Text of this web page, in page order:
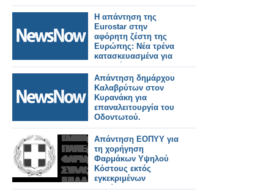
Η απάντηση της
Eurostar στην
αφόρητη ζέστη της
Ευρώπης: Νέα τρένα
κατασκευασμένα για
να αντέχουν σε
θερμοκρασίες 55°C.
Απάντηση δημάρχου
Καλαβρύτων στον
Κυρανάκη για
επαναλειτουργία του
Οδοντωτού.
Απάντηση ΕΟΠΥΥ για
τη χορήγηση
Φαρμάκων Υψηλού
Κόστους εκτός
εγκεκριμένων
ενδείξεων